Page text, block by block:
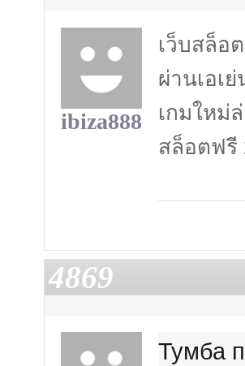
ibiza888
เว็บสล็อ
ผ่านเอเ
เกมใหม่
สล็อตฟรี
4869
Тумба